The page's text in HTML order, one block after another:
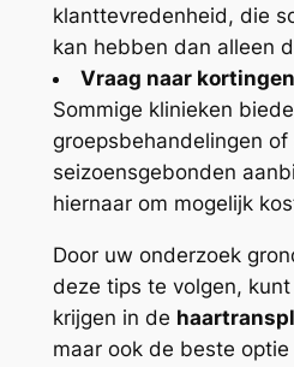
klanttevredenheid, die
kan hebben dan alleen
Vraag naar
Sommige klinieken
groepsbehandelingen of
seizoensgebonden
hiernaar om mogelijk
Door uw onderzoek
deze tips te volgen,
krijgen in de
maar ook de beste